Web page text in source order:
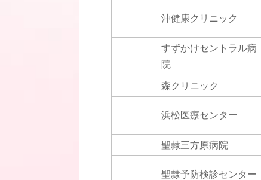
沖健康クリニック
すずかけセントラル病
院
森クリニック
浜松医療センター
聖隷三方原病院
聖隷予防検診センター